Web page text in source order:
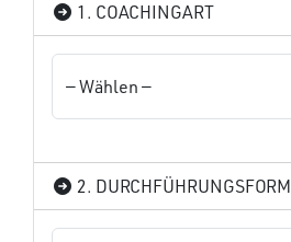
1. COACHINGART
2. DURCHFÜHRUNGSFORM